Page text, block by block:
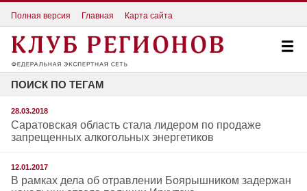
Полная версия Главная Карта сайта
ПОИСК ПО ТЕГАМ
28.03.2018
Саратовская область стала лидером по продаже
запрещенных алкогольных энергетиков
12.01.2017
В рамках дела об отравлении Боярышником задержан